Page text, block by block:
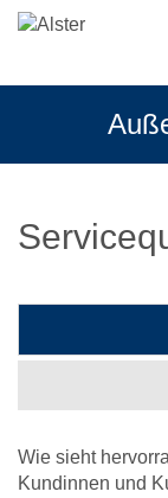
Wie sieht
Kundinnen und